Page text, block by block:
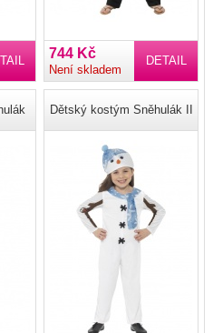
DETAIL
744 Kč
Není skladem
Dětský kostým Sněhulák II